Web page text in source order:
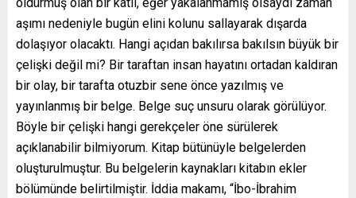
aşımı nedeniyle bugün elini kolunu sallayarak dışarda
dolaşıyor olacaktı. Hangi açıdan bakılırsa bakılsın büyük bir
çelişki değil mi? Bir taraftan insan hayatını ortadan kaldıran
bir olay, bir tarafta otuzbir sene önce yazılmış ve
yayınlanmış bir belge. Belge suç unsuru olarak görülüyor.
Böyle bir çelişki hangi gerekçeler öne sürülerek
açıklanabilir bilmiyorum. Kitap bütünüyle belgelerden
oluşturulmuştur. Bu belgelerin kaynakları kitabın ekler
bölümünde belirtilmiştir. İddia makamı, “İbo-İbrahim